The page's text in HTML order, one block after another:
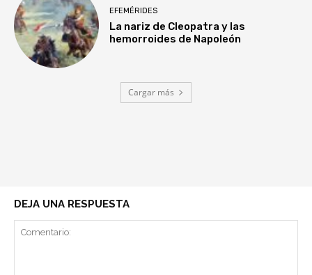
EFEMÉRIDES
La nariz de Cleopatra y las
hemorroides de Napoleón
Cargar más
DEJA UNA RESPUESTA